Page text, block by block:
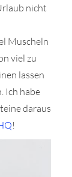
nicht
Muscheln
viel zu
lassen
Ich habe
daraus
!